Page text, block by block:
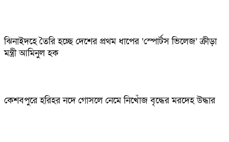
ঝিনাইদহে তৈরি হচ্ছে দেশের প্রথম ধাপের ‘স্পোর্টস ভিলেজ’ ক্রীড়া
মন্ত্রী আমিনুল হক
কেশবপুরে হরিহর নদে গোসলে নেমে নিখোঁজ বৃদ্ধের মরদেহ উদ্ধার